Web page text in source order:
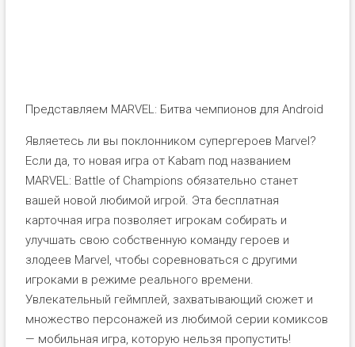
Представляем MARVEL: Битва чемпионов для Android
Являетесь ли вы поклонником супергероев Marvel?
Если да, то новая игра от Kabam под названием
MARVEL: Battle of Champions обязательно станет
вашей новой любимой игрой. Эта бесплатная
карточная игра позволяет игрокам собирать и
улучшать свою собственную команду героев и
злодеев Marvel, чтобы соревноваться с другими
игроками в режиме реального времени.
Увлекательный геймплей, захватывающий сюжет и
множество персонажей из любимой серии комиксов
— мобильная игра, которую нельзя пропустить!